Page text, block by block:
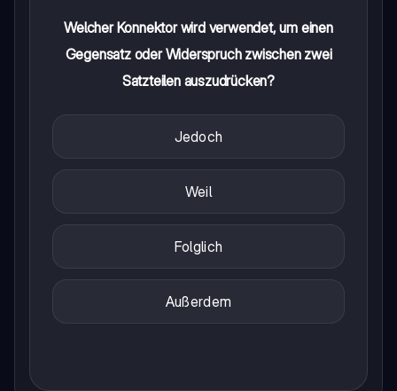
Welcher Konnektor wird verwendet, um einen
Gegensatz oder Widerspruch zwischen zwei
Satzteilen auszudrücken?
Jedoch
Weil
Folglich
Außerdem